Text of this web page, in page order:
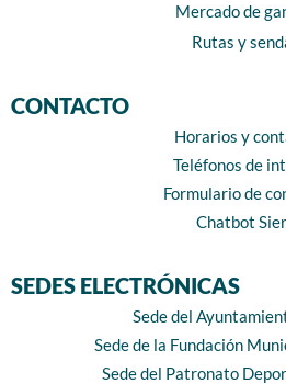
Mercado de
Rutas y
CONTACTO
Horarios y
Teléfonos de
Formulario de
Chatbot
SEDES ELECTRÓNICAS
Sede del
Sede de la Fundación
Sede del Patronato